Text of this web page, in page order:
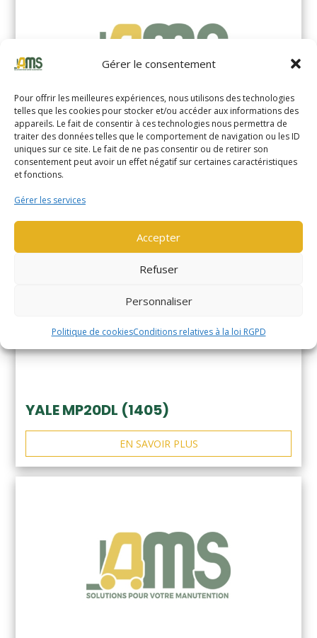
Gérer le consentement
Pour offrir les meilleures expériences, nous utilisons des technologies
telles que les cookies pour stocker et/ou accéder aux informations des
appareils. Le fait de consentir à ces technologies nous permettra de
traiter des données telles que le comportement de navigation ou les ID
uniques sur ce site. Le fait de ne pas consentir ou de retirer son
consentement peut avoir un effet négatif sur certaines caractéristiques
et fonctions.
Gérer les services
Accepter
Refuser
Personnaliser
Politique de cookiesConditions relatives à la loi RGPD
YALE MS14XIL (2510)
YALE MP20DL (1405)
EN SAVOIR PLUS